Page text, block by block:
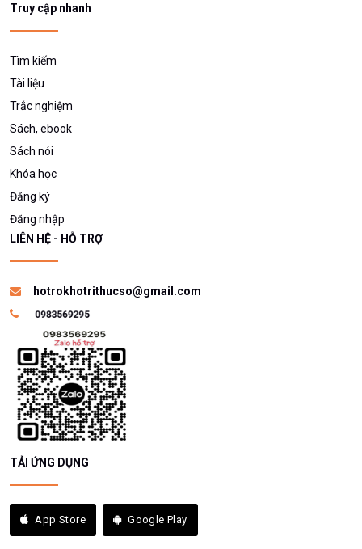
Truy cập nhanh
Tìm kiếm
Tài liệu
Trắc nghiệm
Sách, ebook
Sách nói
Khóa học
Đăng ký
Đăng nhập
LIÊN HỆ - HỖ TRỢ
hotrokhotrithucso@gmail.com
TẢI ỨNG DỤNG
App Store Google Play